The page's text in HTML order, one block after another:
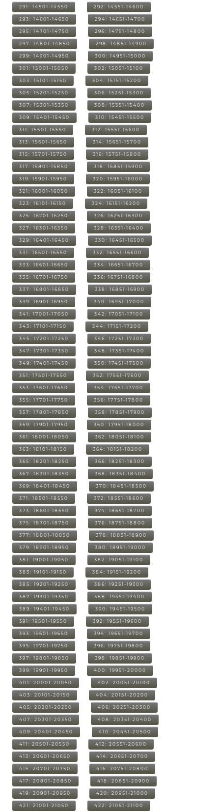
291: 14501-14550 292: 14551-14600
293: 14601-14650 294: 14651-14700
295: 14701-14750 296: 14751-14800
297: 14801-14850 298: 14851-14900
299: 14901-14950 300: 14951-15000
301: 15001-15050 302: 15051-15100
303: 15101-15150 304: 15151-15200
305: 15201-15250 306: 15251-15300
307: 15301-15350 308: 15351-15400
309: 15401-15450 310: 15451-15500
311: 15501-15550 312: 15551-15600
313: 15601-15650 314: 15651-15700
315: 15701-15750 316: 15751-15800
317: 15801-15850 318: 15851-15900
319: 15901-15950 320: 15951-16000
321: 16001-16050 322: 16051-16100
323: 16101-16150 324: 16151-16200
325: 16201-16250 326: 16251-16300
327: 16301-16350 328: 16351-16400
329: 16401-16450 330: 16451-16500
331: 16501-16550 332: 16551-16600
333: 16601-16650 334: 16651-16700
335: 16701-16750 336: 16751-16800
337: 16801-16850 338: 16851-16900
339: 16901-16950 340: 16951-17000
341: 17001-17050 342: 17051-17100
343: 17101-17150 344: 17151-17200
345: 17201-17250 346: 17251-17300
347: 17301-17350 348: 17351-17400
349: 17401-17450 350: 17451-17500
351: 17501-17550 352: 17551-17600
353: 17601-17650 354: 17651-17700
355: 17701-17750 356: 17751-17800
357: 17801-17850 358: 17851-17900
359: 17901-17950 360: 17951-18000
361: 18001-18050 362: 18051-18100
363: 18101-18150 364: 18151-18200
365: 18201-18250 366: 18251-18300
367: 18301-18350 368: 18351-18400
369: 18401-18450 370: 18451-18500
371: 18501-18550 372: 18551-18600
373: 18601-18650 374: 18651-18700
375: 18701-18750 376: 18751-18800
377: 18801-18850 378: 18851-18900
379: 18901-18950 380: 18951-19000
381: 19001-19050 382: 19051-19100
383: 19101-19150 384: 19151-19200
385: 19201-19250 386: 19251-19300
387: 19301-19350 388: 19351-19400
389: 19401-19450 390: 19451-19500
391: 19501-19550 392: 19551-19600
393: 19601-19650 394: 19651-19700
395: 19701-19750 396: 19751-19800
397: 19801-19850 398: 19851-19900
399: 19901-19950 400: 19951-20000
401: 20001-20050 402: 20051-20100
403: 20101-20150 404: 20151-20200
405: 20201-20250 406: 20251-20300
407: 20301-20350 408: 20351-20400
409: 20401-20450 410: 20451-20500
411: 20501-20550 412: 20551-20600
413: 20601-20650 414: 20651-20700
415: 20701-20750 416: 20751-20800
417: 20801-20850 418: 20851-20900
419: 20901-20950 420: 20951-21000
421: 21001-21050 422: 21051-21100